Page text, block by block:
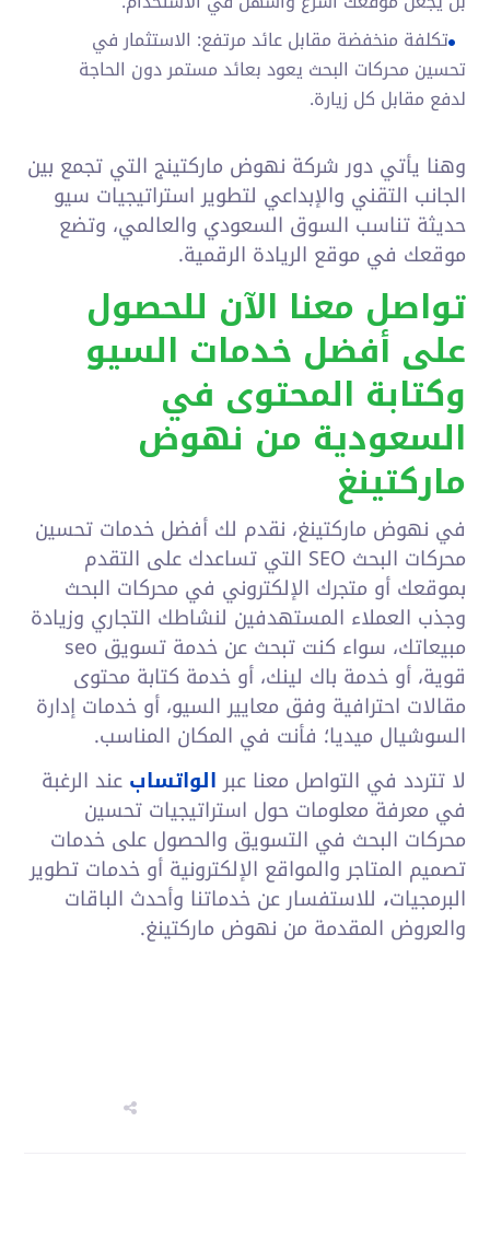
تكلفة منخفضة مقابل عائد مرتفع: الاستثمار في
تحسين محركات البحث يعود بعائد مستمر دون الحاجة
لدفع مقابل كل زيارة.
وهنا يأتي دور شركة نهوض ماركتينج التي تجمع بين
الجانب التقني والإبداعي لتطوير استراتيجيات سيو
حديثة تناسب السوق السعودي والعالمي، وتضع
موقعك في موقع الريادة الرقمية.
تواصل معنا الآن للحصول
على أفضل خدمات السيو
وكتابة المحتوى في
السعودية من نهوض
ماركتينغ
في نهوض ماركتينغ، نقدم لك أفضل خدمات تحسين
محركات البحث SEO التي تساعدك على التقدم
بموقعك أو متجرك الإلكتروني في محركات البحث
وجذب العملاء المستهدفين لنشاطك التجاري وزيادة
مبيعاتك، سواء كنت تبحث عن خدمة تسويق seo
قوية، أو خدمة باك لينك، أو خدمة كتابة محتوى
مقالات احترافية وفق معايير السيو، أو خدمات إدارة
السوشيال ميديا؛ فأنت في المكان المناسب.
لا تتردد في التواصل معنا عبرالواتساب عند الرغبة
في معرفة معلومات حول استراتيجيات تحسين
محركات البحث في التسويق والحصول على خدمات
تصميم المتاجر والمواقع الإلكترونية أو خدمات تطوير
البرمجيات، للاستفسار عن خدماتنا وأحدث الباقات
والعروض المقدمة من نهوض ماركتينغ.